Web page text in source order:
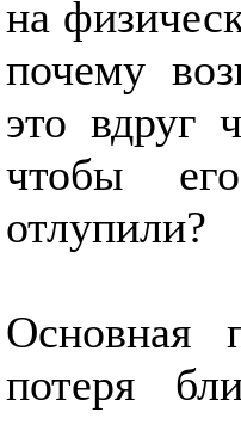
на
почему
это вдруг
чтобы
отлупили?
Основная
потеря